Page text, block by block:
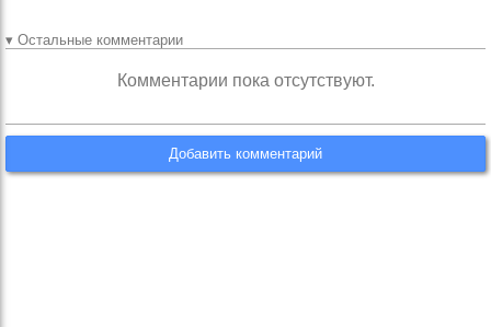
▾ Остальные комментарии
Комментарии пока отсутствуют.
Добавить комментарий